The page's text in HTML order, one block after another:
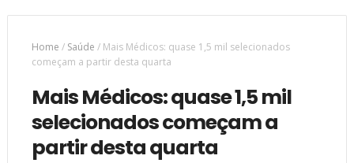
Home / Saúde / Mais Médicos: quase 1,5 mil selecionados
começam a partir desta quarta
Mais Médicos: quase 1,5 mil
selecionados começam a
partir desta quarta